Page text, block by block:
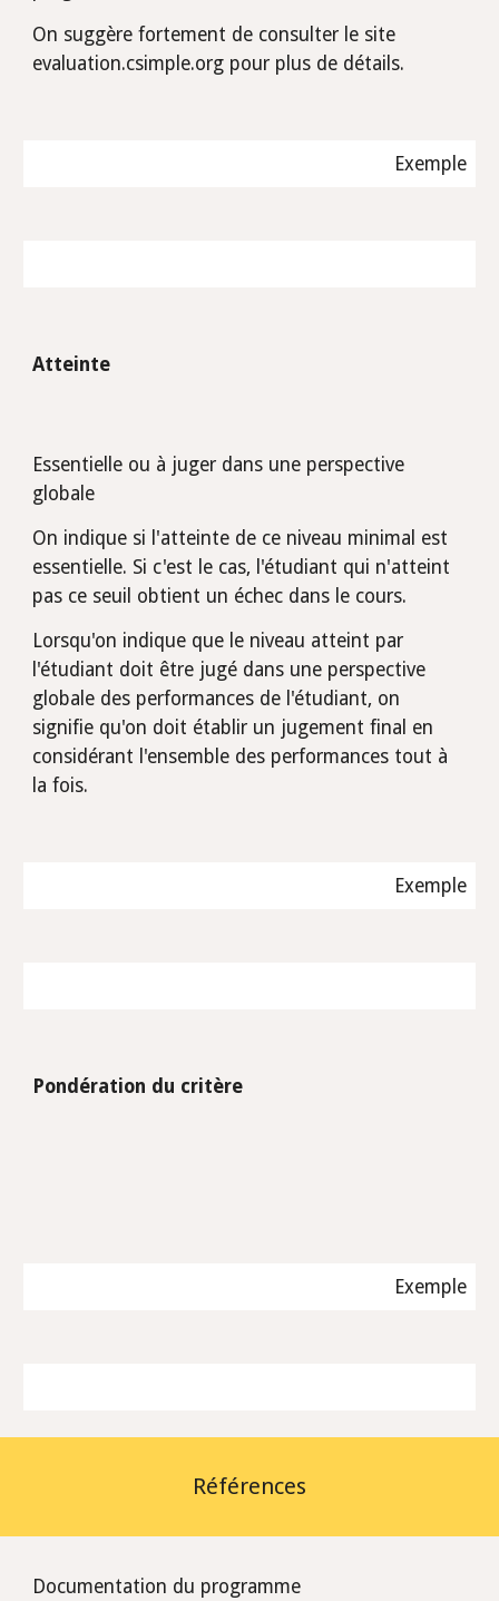
On suggère fortement de consulter le site
evaluation.csimple.org pour plus de détails.
Exemple
Atteinte
Essentielle ou à juger dans une perspective
globale
On indique si l'atteinte de ce niveau minimal est
essentielle. Si c'est le cas, l'étudiant qui n'atteint
pas ce seuil obtient un échec dans le cours.
Lorsqu'on indique que le niveau atteint par
l'étudiant doit être jugé dans une perspective
globale des performances de l'étudiant, on
signifie qu'on doit établir un jugement final en
considérant l'ensemble des performances tout à
la fois.
Exemple
Pondération du critère
Exemple
Références
Documentation du programme